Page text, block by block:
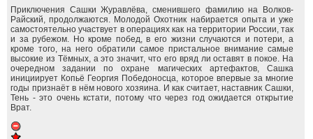
Приключения Сашки Журавлёва, сменившего фамилию на Волков-
Райский, продолжаются. Молодой Охотник набирается опыта и уже
самостоятельно участвует в операциях как на территории России, так
и за рубежом. Но кроме побед, в его жизни случаются и потери, а
кроме того, на него обратили самое пристальное внимание самые
высокие из Тёмных, а это значит, что его вряд ли оставят в покое. На
очередном задании по охране магических артефактов, Сашка
инициирует Копьё Георгия Победоносца, которое впервые за многие
годы признаёт в нём нового хозяина. И как считает, наставник Сашки,
Тень - это очень кстати, потому что через год ожидается открытие
Врат.